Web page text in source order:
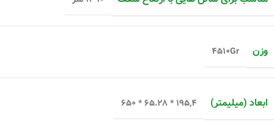
وزن ۴۵۱۰Gr
ابعاد (میلیمتر) ۱۹۵,۴ * ۶۵.۲۸ * ۶۵۰